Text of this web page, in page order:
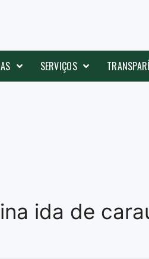
SERVIÇOS
ida de